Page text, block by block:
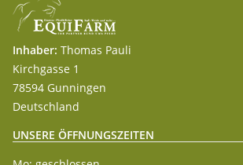
Inhaber: Thomas Pauli
Kirchgasse 1
78594 Gunningen
Deutschland
UNSERE ÖFFNUNGSZEITEN